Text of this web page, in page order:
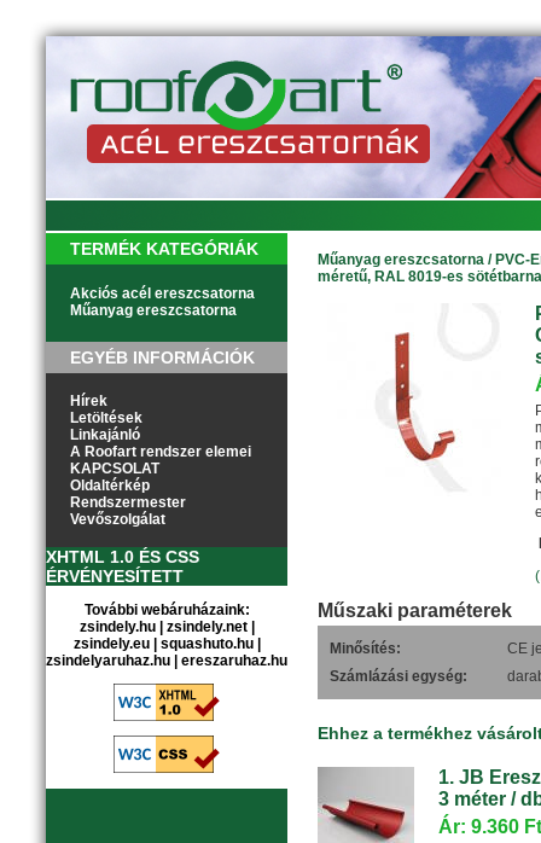
TERMÉK KATEGÓRIÁK
Akciós acél ereszcsatorna
Műanyag ereszcsatorna
EGYÉB INFORMÁCIÓK
Hírek
Letöltések
Linkajánló
A Roofart rendszer elemei
KAPCSOLAT
Oldaltérkép
Rendszermester
Vevőszolgálat
XHTML 1.0 ÉS CSS
ÉRVÉNYESÍTETT
További webáruházaink:
zsindely.hu| zsindely.net|
zsindely.eu| squashuto.hu|
zsindelyaruhaz.hu
ereszaruhaz.hu
Műanyag ereszcsatorna / PVC-
méretű, RAL 8019-es
Műszaki paraméterek
Minősítés:
CE
Számlázási egység:
Ehhez a termékhez
1. JB
3 méter /
Ár: 9.360